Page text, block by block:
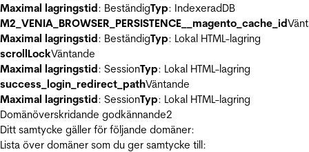
Maximal lagringstid: BeständigTyp: IndexeradDB
M2_VENIA_BROWSER_PERSISTENCE__magento_cache_id
Maximal lagringstid: BeständigTyp: Lokal HTML-lagring
scrollLockVäntande
Maximal lagringstid: SessionTyp: Lokal HTML-lagring
success_login_redirect_pathVäntande
Maximal lagringstid: SessionTyp: Lokal HTML-lagring
Domänöverskridande godkännande2
Ditt samtycke gäller för följande domäner:
Lista över domäner som du ger samtycke till: